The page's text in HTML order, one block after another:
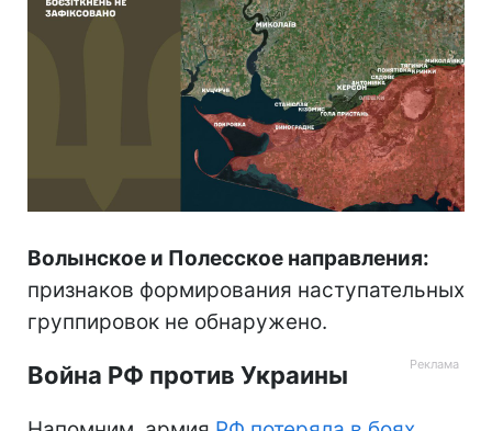
Волынское и Полесское направления:
признаков формирования наступательных
группировок не обнаружено.
Война РФ против Украины